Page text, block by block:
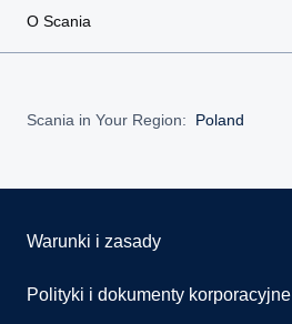
O Scania
Scania in Your Region: Poland
Warunki i zasady
Polityki i dokumenty korporacyjne